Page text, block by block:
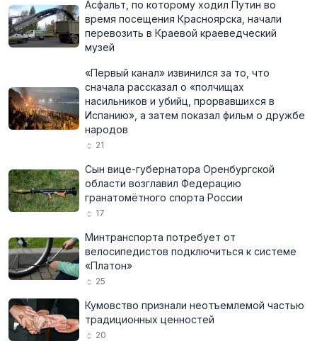
Асфальт, по которому ходил Путин во
время посещения Красноярска, начали
перевозить в Краевой краеведческий
музей
«Первый канал» извинился за то, что
сначала рассказал о «полчищах
насильников и убийц, прорвавшихся в
Испанию», а затем показал фильм о дружбе
народов
21
Сын вице-губернатора Оренбургской
области возглавил Федерацию
гранатомётного спорта России
17
Минтранспорта потребует от
велосипедистов подключиться к системе
«Платон»
25
Кумовство признали неотъемлемой частью
традиционных ценностей
20